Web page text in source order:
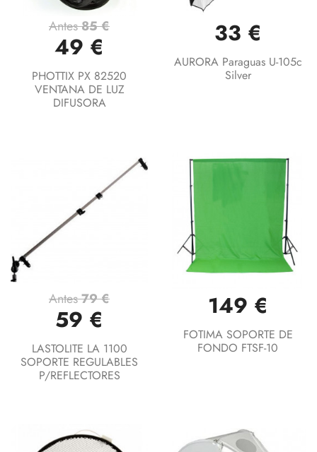
Antes85 €
49 €
PHOTTIX PX 82520
VENTANA DE LUZ
DIFUSORA
33 €
AURORA Paraguas U-105c
Silver
Antes79 €
59 €
LASTOLITE LA 1100
SOPORTE REGULABLES
P/REFLECTORES
149 €
FOTIMA SOPORTE DE
FONDO FTSF-10